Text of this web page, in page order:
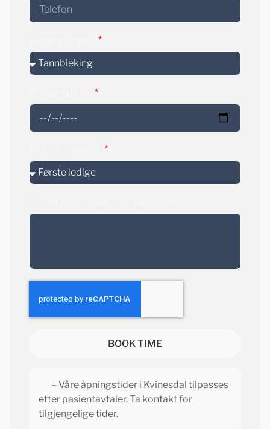
BOOK TIME
– Våre åpningstider i Kvinesdal tilpasses
etter pasientavtaler. Ta kontakt for
tilgjengelige tider.